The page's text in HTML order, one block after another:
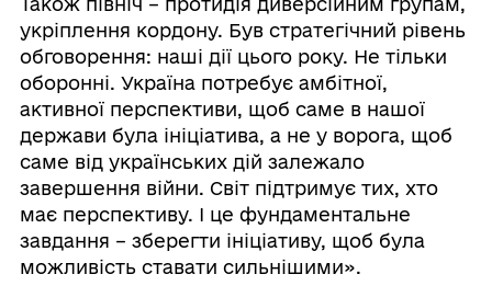
укріплення кордону. Був стратегічний рівень
обговорення: наші дії цього року. Не тільки
оборонні. Україна потребує амбітної,
активної перспективи, щоб саме в нашої
держави була ініціатива, а не у ворога, щоб
саме від українських дій залежало
завершення війни. Світ підтримує тих, хто
має перспективу. І це фундаментальне
завдання – зберегти ініціативу, щоб була
можливість ставати сильнішими».